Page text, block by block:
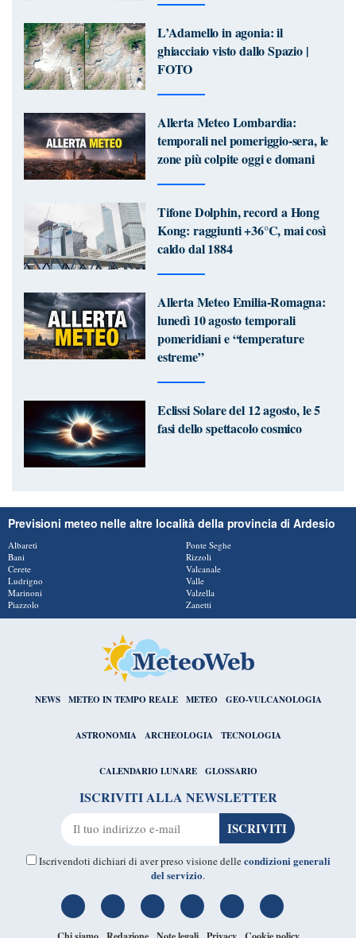
L’Adamello in agonia: il
ghiacciaio visto dallo Spazio |
FOTO
Allerta Meteo Lombardia:
temporali nel pomeriggio-sera, le
zone più colpite oggi e domani
Tifone Dolphin, record a Hong
Kong: raggiunti +36°C, mai così
caldo dal 1884
Allerta Meteo Emilia-Romagna:
lunedì 10 agosto temporali
pomeridiani e “temperature
estreme”
Eclissi Solare del 12 agosto, le 5
fasi dello spettacolo cosmico
Previsioni meteo nelle altre località della provincia di Ardesio
Albareti
Bani
Cerete
Ludrigno
Marinoni
Piazzolo
Ponte Seghe
Rizzoli
Valcanale
Valle
Valzella
Zanetti
NEWS METEO IN TEMPO REALE METEO GEO-VULCANOLOGIA
ASTRONOMIA ARCHEOLOGIA TECNOLOGIA
CALENDARIO LUNARE GLOSSARIO
ISCRIVITI ALLA NEWSLETTER
Iscrivendoti dichiari di aver preso visione dellecondizioni generali
del servizio.